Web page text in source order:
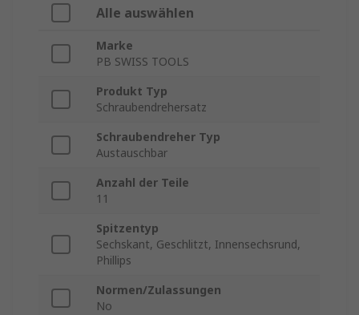
Alle auswählen
Marke
PB SWISS TOOLS
Produkt Typ
Schraubendrehersatz
Schraubendreher Typ
Austauschbar
Anzahl der Teile
11
Spitzentyp
Sechskant, Geschlitzt, Innensechsrund,
Phillips
Normen/Zulassungen
No